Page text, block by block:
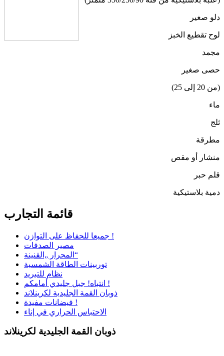
دلو صغير
لوح تقطيع الخبز
مجمد
حصى صغير
(من 20 إلى 25)
ماء
ثلج
مطرقة
منشار أو مقص
قلم حبر
دمية بلاستيكية
قائمة التجارب
جميعا للحفاظ على التوازن !
مصير الصدفات
المحرار „القنينة“
توربينات الطاقة الشمسية
نظام للتبريد
انتباه! جبل جليدي أمامكم !
ذوبان القمة الجليدية لكرينلاند
فيضانات مفيدة !
الاحتباس الحراري في إناء
ذوبان القمة الجليدية لكرينلاند